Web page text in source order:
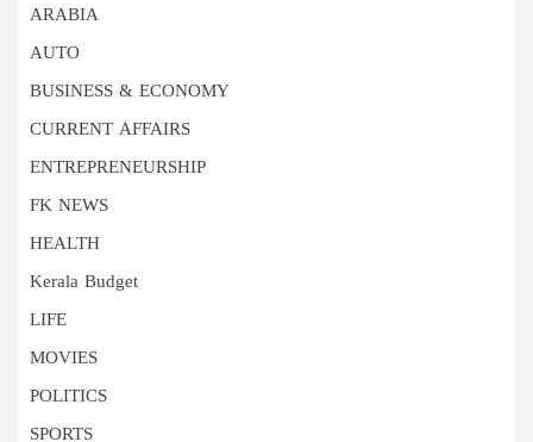
ARABIA
AUTO
BUSINESS & ECONOMY
CURRENT AFFAIRS
ENTREPRENEURSHIP
FK NEWS
HEALTH
Kerala Budget
LIFE
MOVIES
POLITICS
SPORTS